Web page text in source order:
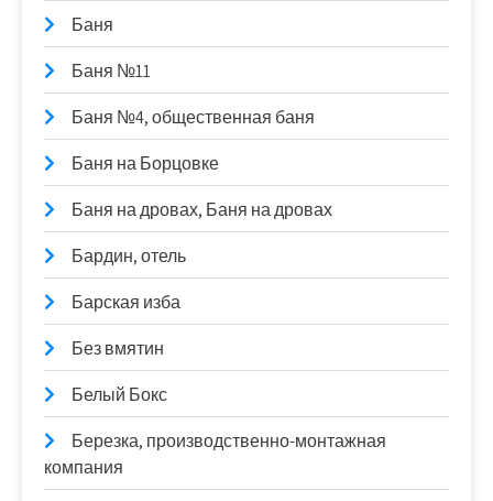
Баня
Баня №11
Баня №4, общественная баня
Баня на Борцовке
Баня на дровах, Баня на дровах
Бардин, отель
Барская изба
Без вмятин
Белый Бокс
Березка, производственно-монтажная
компания